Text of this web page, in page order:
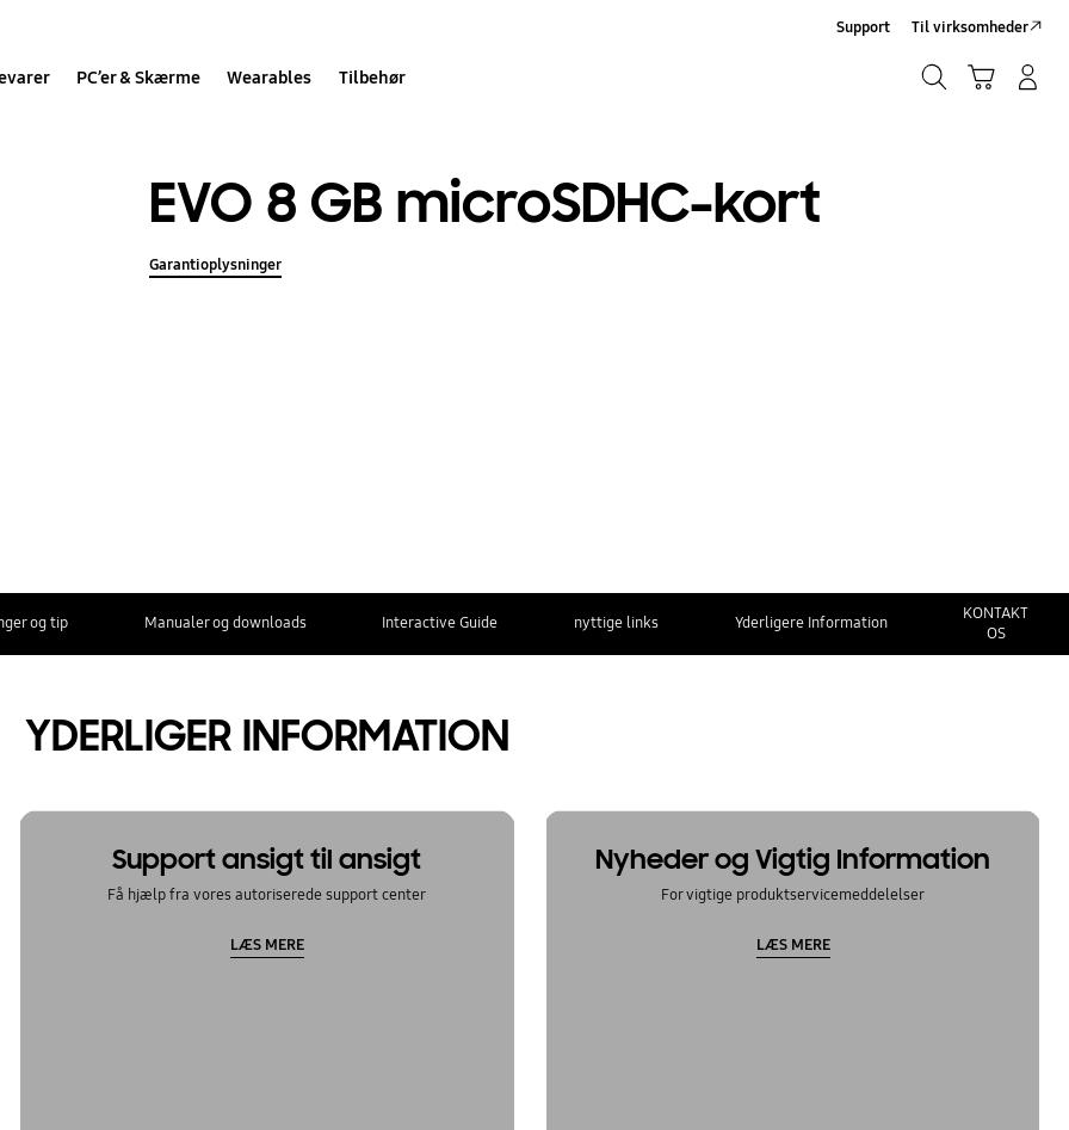
PC’er & Skærme Wearables Tilbehør
Support Til virksomheder
EVO 8 GB microSDHC-kort
Garantioplysninger
og tip Manualer og downloads Interactive Guide nyttige links Yderligere Information
KONTAKT
OS
YDERLIGER INFORMATION
Support ansigt til ansigt
Få hjælp fra vores autoriserede support center
LÆS MERE
Nyheder og Vigtig Information
For vigtige produktservicemeddelelser
LÆS MERE